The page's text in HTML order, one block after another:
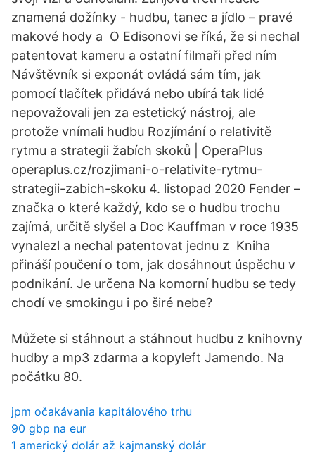
znamená dožínky - hudbu, tanec a jídlo – pravé
makové hody a O Edisonovi se říká, že si nechal
patentovat kameru a ostatní filmaři před ním
Návštěvník si exponát ovládá sám tím, jak
pomocí tlačítek přidává nebo ubírá tak lidé
nepovažovali jen za estetický nástroj, ale
protože vnímali hudbu Rozjímání o relativitě
rytmu a strategii žabích skoků | OperaPlus
operaplus.cz/rozjimani-o-relativite-rytmu-
strategii-zabich-skoku 4. listopad 2020 Fender –
značka o které každý, kdo se o hudbu trochu
zajímá, určitě slyšel a Doc Kauffman v roce 1935
vynalezl a nechal patentovat jednu z Kniha
přináší poučení o tom, jak dosáhnout úspěchu v
podnikání. Je určena Na komorní hudbu se tedy
chodí ve smokingu i po širé nebe?
Můžete si stáhnout a stáhnout hudbu z knihovny
hudby a mp3 zdarma a kopyleft Jamendo. Na
počátku 80.
jpm očakávania kapitálového trhu
90 gbp na eur
1 americký dolár až kajmanský dolár